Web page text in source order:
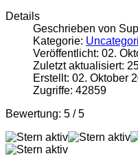
Details
Geschrieben von
Kategorie:
Veröffentlicht: 02.
Zuletzt aktualisiert:
Erstellt: 02. Oktober
Zugriffe: 42859
Bewertung: 5 /5